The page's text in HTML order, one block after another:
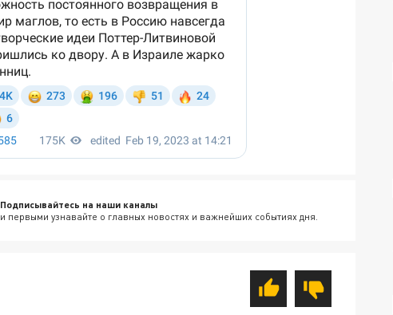
Подписывайтесь на наши каналы
и первыми узнавайте о главных новостях и важнейших событиях дня.